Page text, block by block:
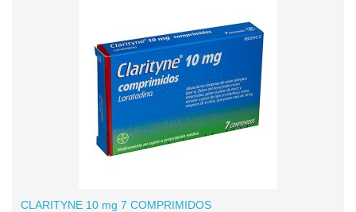
CLARITYNE 10 mg 7 COMPRIMIDOS